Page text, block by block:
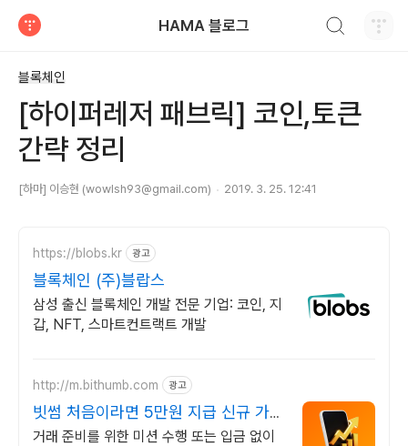
HAMA 블로그
블록체인
[하이퍼레저 패브릭] 코인,토큰
간략 정리
[하마] 이승현 (wowlsh93@gmail.com) 2019. 3. 25. 12:41
https://blobs.kr 광고
블록체인 (주)블랍스
삼성 출신 블록체인 개발 전문 기업: 코인, 지
갑, NFT, 스마트컨트랙트 개발
http://m.bithumb.com 광고
빗썸 처음이라면 5만원 지급 신규 가입
시 5만원 혜택
거래 준비를 위한 미션 수행 또는 입금 없이